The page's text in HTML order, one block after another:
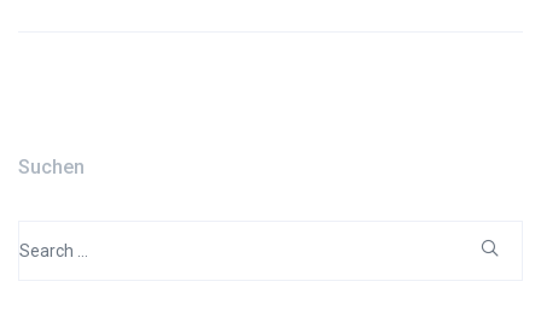
Suchen
for: